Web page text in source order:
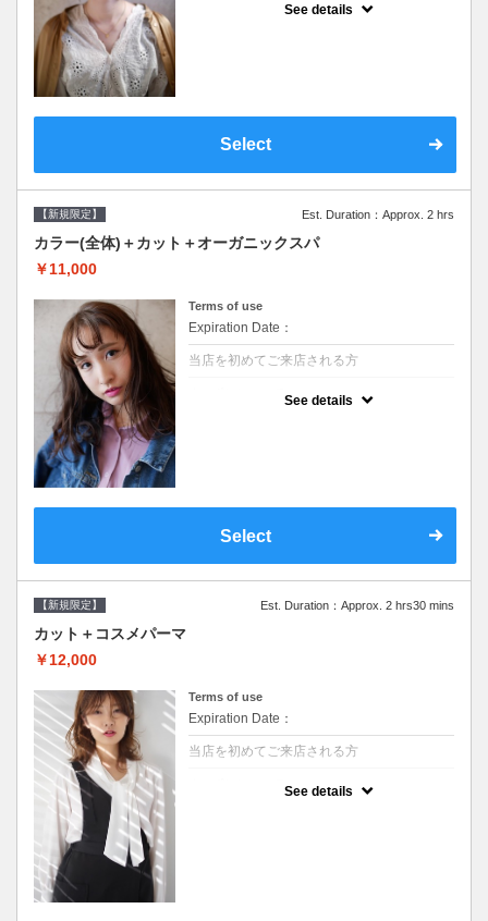
See details
Select
【新規限定】 Est. Duration：Approx. 2 hrs
カラー(全体)＋カット＋オーガニックスパ
￥11,000
Terms of use
Expiration Date：
当店を初めてご来店される方
See details
Select
【新規限定】 Est. Duration：Approx. 2 hrs30 mins
カット＋コスメパーマ
￥12,000
Terms of use
Expiration Date：
当店を初めてご来店される方
See details